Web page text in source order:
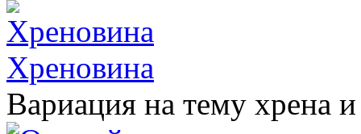
Хреновина
Вариация на тему хрена